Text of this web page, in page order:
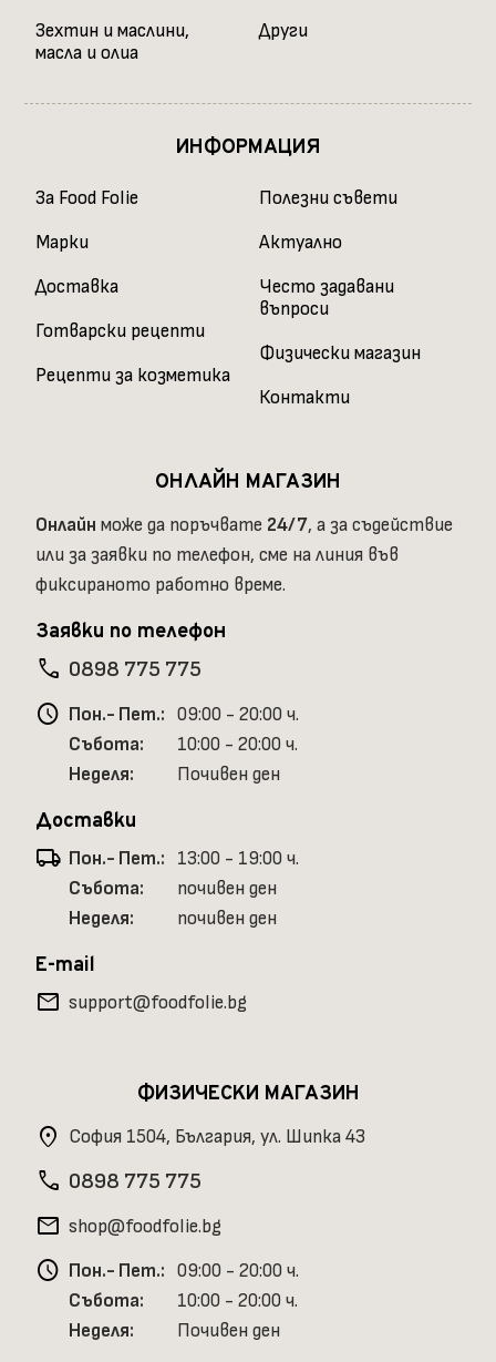
Зехтин и маслини,
масла и олиа
Други
ИНФОРМАЦИЯ
За Food Folie
Марки
Доставка
Готварски рецепти
Рецепти за козметика
Полезни съвети
Актуално
Често задавани
въпроси
Физически магазин
Контакти
ОНЛАЙН МАГАЗИН
Онлайн може да поръчвате 24/7, а за съдействие
или за заявки по телефон, сме на линия във
фиксираното работно време.
Заявки по телефон
phone 0898 775 775
schedule Пон.- Пет.: 09:00 - 20:00 ч.
Събота:
10:00 - 20:00 ч.
Неделя:
Почивен ден
Доставки
local_shipping Пон.- Пет.:
13:00 - 19:00 ч.
Събота:
почивен ден
Неделя:
почивен ден
E-mail
mail support@foodfolie.bg
ФИЗИЧЕСКИ МАГАЗИН
location_on София 1504, България, ул. Шипка 43
phone 0898 775 775
mail shop@foodfolie.bg
schedule Пон.- Пет.: 09:00 - 20:00 ч.
Събота:
10:00 - 20:00 ч.
Неделя:
Почивен ден